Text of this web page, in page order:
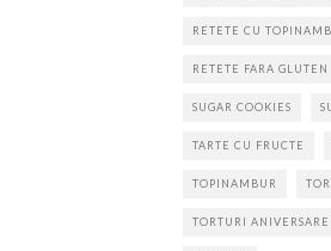
RETETE CU
RETETE FARA GLUTEN
SUGAR COOKIES
TARTE CU FRUCTE
TOPINAMBUR
TORTURI ANIVERSARE